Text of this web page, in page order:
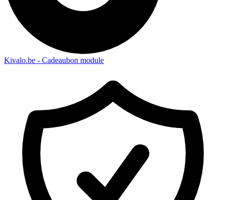
Kivalo.be - Cadeaubon module